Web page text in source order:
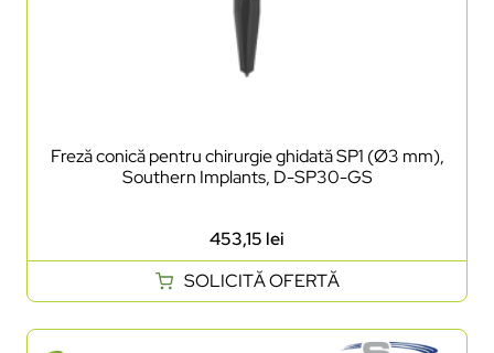
Freză conică pentru chirurgie ghidată SP1 (Ø3 mm),
Southern Implants, D-SP30-GS
453,15 lei
SOLICITĂ OFERTĂ